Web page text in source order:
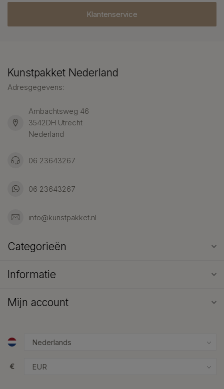
Klantenservice
Kunstpakket Nederland
Adresgegevens:
Ambachtsweg 46
3542DH Utrecht
Nederland
06 23643267
06 23643267
info@kunstpakket.nl
Categorieën
Informatie
Mijn account
€